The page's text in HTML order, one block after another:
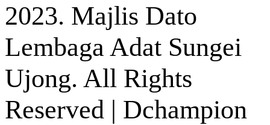
2023. Majlis Dato
Lembaga Adat Sungei
Ujong. All Rights
Reserved | Dchampion